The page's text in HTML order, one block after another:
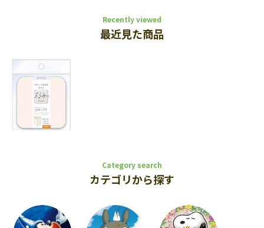
Recently viewed
最近見た商品
Category search
カテゴリから探す